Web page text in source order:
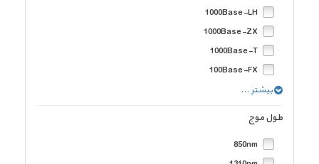
1000Base-LH
1000Base-ZX
1000Base-T
100Base-FX
1000Base-LX
10GBase-SR
10GBase- LRM
بیشتر ...
طول موج
850nm